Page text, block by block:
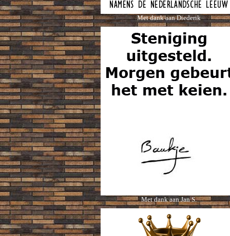
Met dank aan Diederik
Met dank aan Jan S.